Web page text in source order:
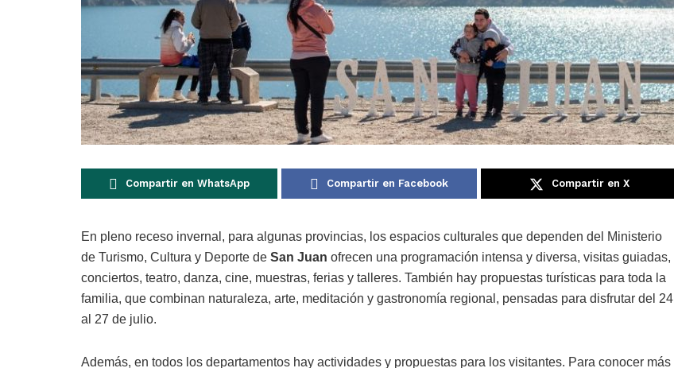
Compartir en WhatsApp Compartir en Facebook Compartir en X
En pleno receso invernal, para algunas provincias, los espacios culturales que dependen del Ministerio
de Turismo, Cultura y Deporte de San Juan ofrecen una programación intensa y diversa, visitas guiadas,
conciertos, teatro, danza, cine, muestras, ferias y talleres. También hay propuestas turísticas para toda la
familia, que combinan naturaleza, arte, meditación y gastronomía regional, pensadas para disfrutar del 24
al 27 de julio.
Además, en todos los departamentos hay actividades y propuestas para los visitantes. Para conocer más